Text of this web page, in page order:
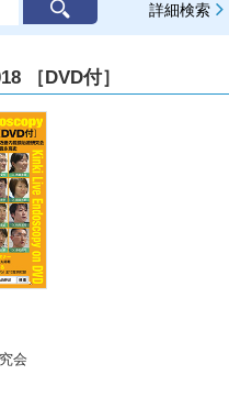
詳細検索
［DVD付］
会